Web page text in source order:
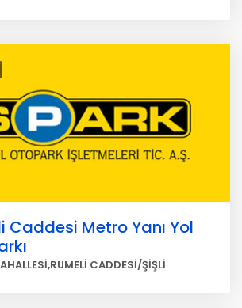
Caddesi Metro Yanı Yol
CADDESİ/ŞİŞLİ